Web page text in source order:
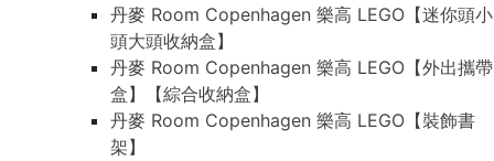
丹麥 Room Copenhagen 樂高 LEGO【迷你頭小
頭大頭收納盒】
丹麥 Room Copenhagen 樂高 LEGO【外出攜帶
盒】【綜合收納盒】
丹麥 Room Copenhagen 樂高 LEGO【裝飾書
架】